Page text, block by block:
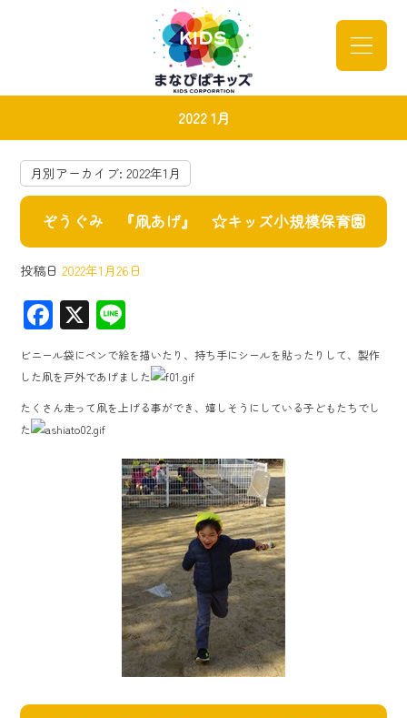
2022 1月
月別アーカイブ:2022年1月
ぞうぐみ 『凧あげ』 ☆キッズ小規模保育園
投稿日 2022年1月26日
F
ac
e
b
o
X
ne
ビニール袋にペンで絵を描いたり、持ち手にシールを貼ったりして、製作
した凧を戸外であげました
たくさん走って凧を上げる事ができ、嬉しそうにしている子どもたちでし
た